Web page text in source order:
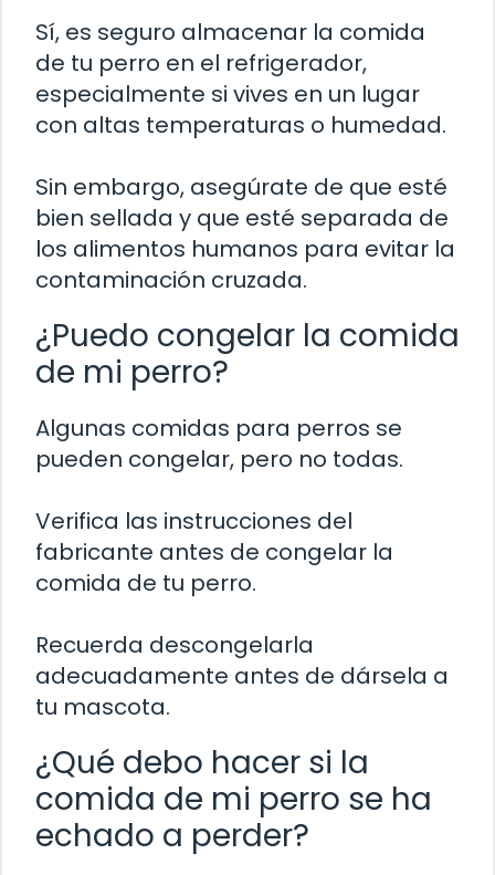
Sí, es seguro almacenar la comida
de tu perro en el refrigerador,
especialmente si vives en un lugar
con altas temperaturas o humedad.
Sin embargo, asegúrate de que esté
bien sellada y que esté separada de
los alimentos humanos para evitar la
contaminación cruzada.
¿Puedo congelar la comida
de mi perro?
Algunas comidas para perros se
pueden congelar, pero no todas.
Verifica las instrucciones del
fabricante antes de congelar la
comida de tu perro.
Recuerda descongelarla
adecuadamente antes de dársela a
tu mascota.
¿Qué debo hacer si la
comida de mi perro se ha
echado a perder?